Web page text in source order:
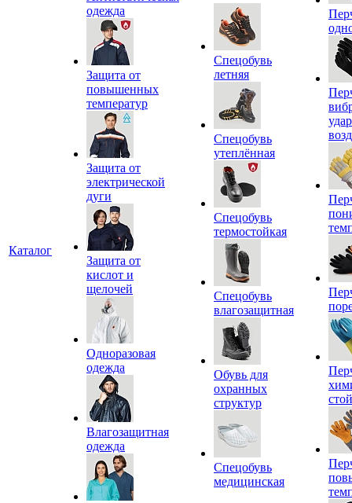
Каталог
одежда
Защита от
повышенных
температур
Защита от
электрической
дуги
Защита от
кислот и
щелочей
Одноразовая
одежда
Влагозащитная
одежда
Спецобувь
летняя
Спецобувь
утеплённая
Спецобувь
термостойкая
Спецобувь
влагозащитная
Обувь для
охранных
структур
Спецобувь
медицинская